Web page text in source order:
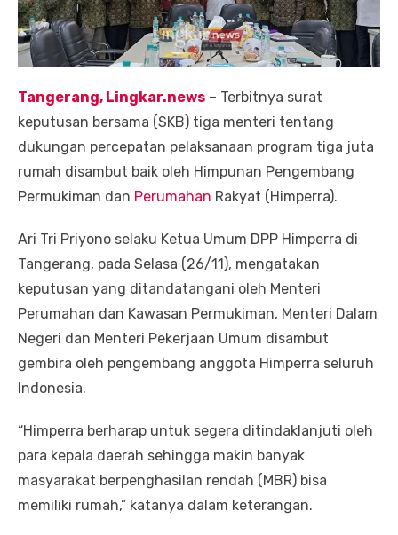
Tangerang, Lingkar.news – Terbitnya surat
keputusan bersama (SKB) tiga menteri tentang
dukungan percepatan pelaksanaan program tiga juta
rumah disambut baik oleh Himpunan Pengembang
Permukiman dan Perumahan Rakyat (Himperra).
Ari Tri Priyono selaku Ketua Umum DPP Himperra di
Tangerang, pada Selasa (26/11), mengatakan
keputusan yang ditandatangani oleh Menteri
Perumahan dan Kawasan Permukiman, Menteri Dalam
Negeri dan Menteri Pekerjaan Umum disambut
gembira oleh pengembang anggota Himperra seluruh
Indonesia.
“Himperra berharap untuk segera ditindaklanjuti oleh
para kepala daerah sehingga makin banyak
masyarakat berpenghasilan rendah (MBR) bisa
memiliki rumah,” katanya dalam keterangan.